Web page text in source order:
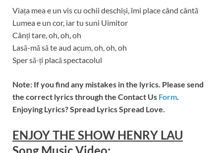
Viața mea e un vis cu ochii deschiși, îmi place când cântă
Lumea e un cor, iar tu suni Uimitor
Cânți tare, oh, oh, oh
Lasă-mă să te aud acum, oh, oh, oh
Sper să-ți placă spectacolul
Note: If you find any mistakes in the lyrics. Please send
the correct lyrics through the Contact Us Form.
Enjoying Lyrics? Spread Lyrics Spread Love.
ENJOY THE SHOW HENRY LAU